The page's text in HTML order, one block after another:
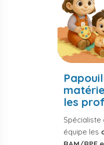
les
Spécialiste
équipe les